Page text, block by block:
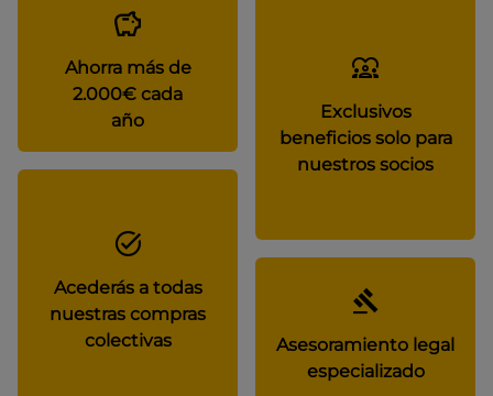
Ahorra más de
2.000€ cada
año
Exclusivos
beneficios solo para
nuestros socios
Acederás a todas
nuestras compras
colectivas
Asesoramiento legal
especializado